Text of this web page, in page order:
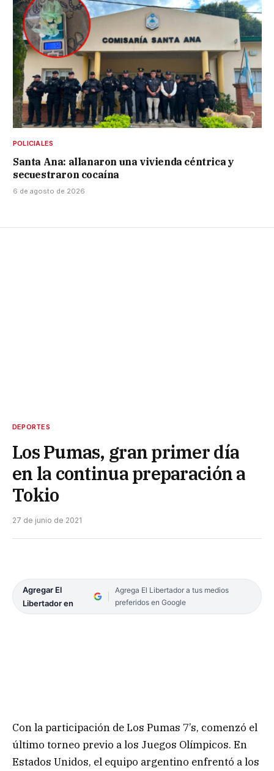
POLICIALES
Santa Ana: allanaron una vivienda céntrica y
secuestraron cocaína
6 de agosto de 2026
DEPORTES
Los Pumas, gran primer día
en la continua preparación a
Tokio
27 de junio de 2021
Agregar El
Libertador en
Agrega El Libertador a tus medios
preferidos en Google
Con la participación de Los Pumas 7’s, comenzó el
último torneo previo a los Juegos Olímpicos. En
Estados Unidos, el equipo argentino enfrentó a los